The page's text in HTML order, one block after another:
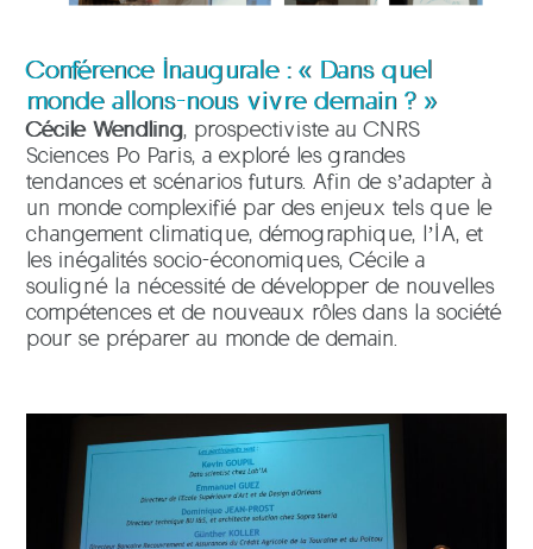
Conférence Inaugurale : « Dans quel
monde allons-nous vivre demain ? »
Cécile Wendling, prospectiviste au CNRS
Sciences Po Paris, a exploré les grandes
tendances et scénarios futurs. Afin de s’adapter à
un monde complexifié par des enjeux tels que le
changement climatique, démographique, l’IA, et
les inégalités socio-économiques, Cécile a
souligné la nécessité de développer de nouvelles
compétences et de nouveaux rôles dans la société
pour se préparer au monde de demain.